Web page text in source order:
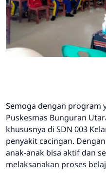
Semoga dengan program
Puskesmas Bunguran
khususnya di SDN 003
penyakit cacingan.
anak-anak bisa aktif dan
melaksanakan proses